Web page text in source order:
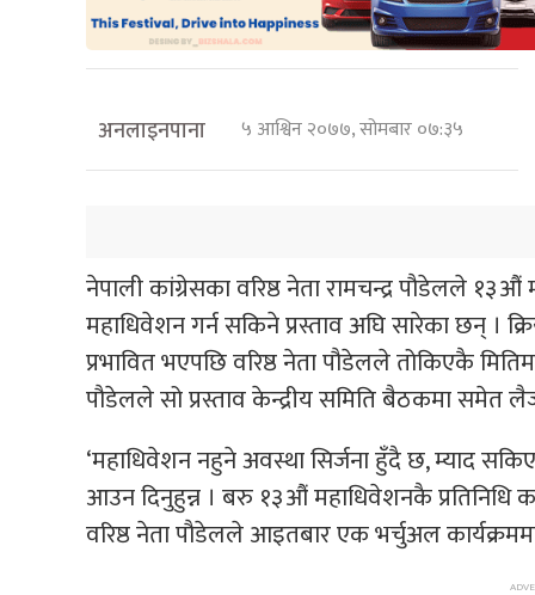
अनलाइनपाना ५ आश्विन २०७७, सोमबार ०७:३५
नेपाली कांग्रेसका वरिष्ठ नेता रामचन्द्र पौडेलले
महाधिवेशन गर्न सकिने प्रस्ताव अघि सारेका छन् ।
प्रभावित भएपछि वरिष्ठ नेता पौडेलले तोकिएकै
पौडेलले सो प्रस्ताव केन्द्रीय समिति बैठकमा समेत
‘महाधिवेशन नहुने अवस्था सिर्जना हुँदै छ, म्याद
आउन दिनुहुन्न । बरु १३औं महाधिवेशनकै प्रतिनिधि
वरिष्ठ नेता पौडेलले आइतबार एक भर्चुअल